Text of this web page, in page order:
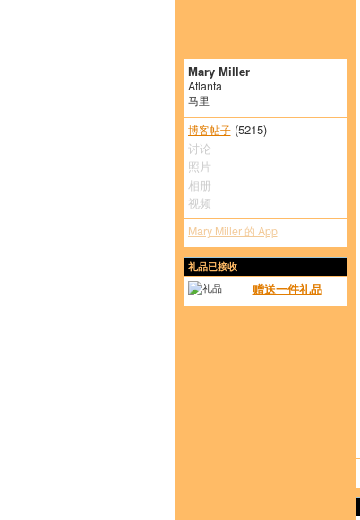
Mary Miller
Atlanta
马里
博客帖子(5215)
讨论
照片
相册
视频
Mary Miller 的 App
礼品已接收
赠送一件礼品